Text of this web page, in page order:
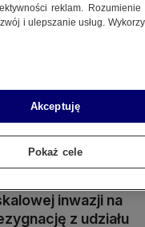
złożyć wizytę w
udział w
w Europie
Ławrowa na
inwazji na
z udziału
reklam.
i ulepszanie usług.
Akceptuję
Pokaż cele